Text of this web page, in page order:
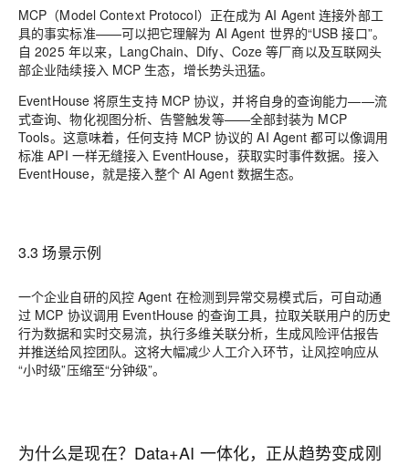
MCP（Model Context Protocol）正在成为 AI Agent 连接外部工
具的事实标准——可以把它理解为 AI Agent 世界的“USB 接口”。
自 2025 年以来，LangChain、Dify、Coze 等厂商以及互联网头
部企业陆续接入 MCP 生态，增长势头迅猛。
EventHouse 将原生支持 MCP 协议，并将自身的查询能力——流
式查询、物化视图分析、告警触发等——全部封装为 MCP
Tools。这意味着，任何支持 MCP 协议的 AI Agent 都可以像调用
标准 API 一样无缝接入 EventHouse，获取实时事件数据。接入
EventHouse，就是接入整个 AI Agent 数据生态。
3.3 场景示例
一个企业自研的风控 Agent 在检测到异常交易模式后，可自动通
过 MCP 协议调用 EventHouse 的查询工具，拉取关联用户的历史
行为数据和实时交易流，执行多维关联分析，生成风险评估报告
并推送给风控团队。这将大幅减少人工介入环节，让风控响应从
“小时级”压缩至“分钟级”。
为什么是现在？Data+AI 一体化，正从趋势变成刚